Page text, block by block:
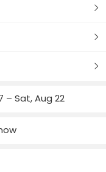
– Sat, Aug 22